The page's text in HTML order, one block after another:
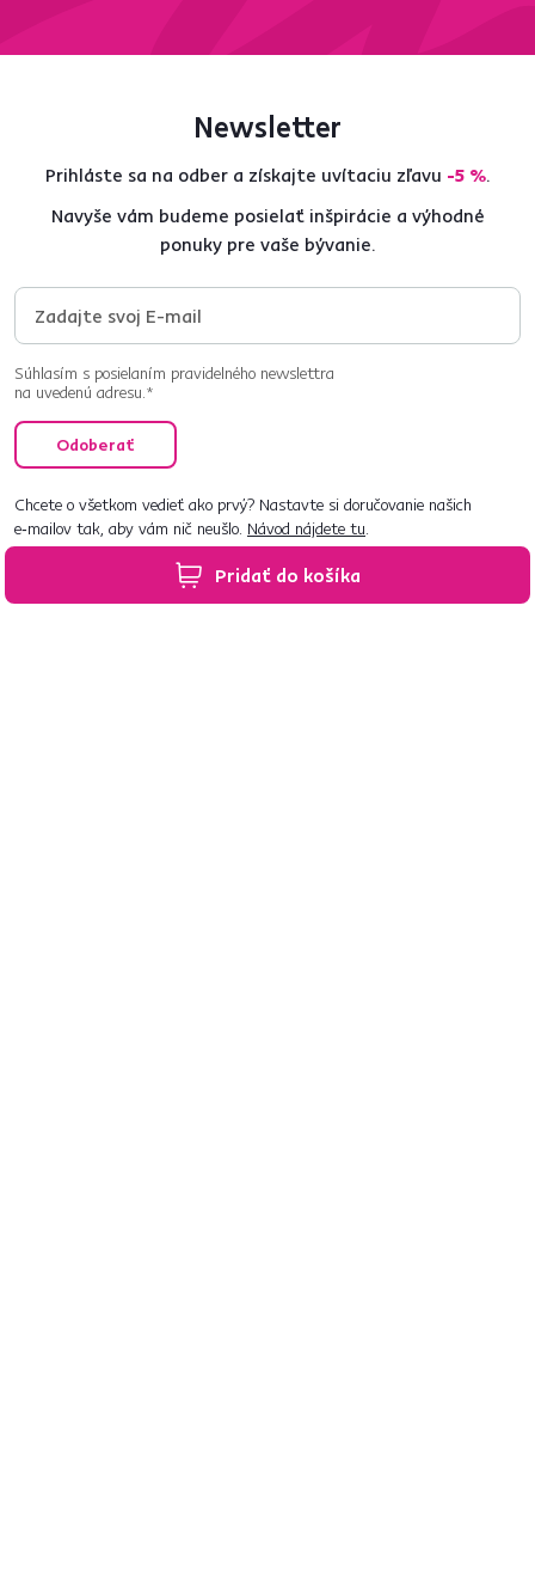
Pridať do košíka
Newsletter
Prihláste sa na odber a získajte uvítaciu zľavu -5 %.
Navyše vám budeme posielať inšpirácie a výhodné
ponuky pre vaše bývanie.
Súhlasím s posielaním pravidelného newslettra
na uvedenú adresu.*
Odoberať
Chcete o všetkom vedieť ako prvý? Nastavte si doručovanie našich
e‑mailov tak, aby vám nič neušlo. Návod nájdete tu.